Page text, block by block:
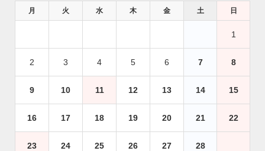
月 火 水 木 金 土 日
1
2 3 4 5 6 7 8
9 10 11 12 13 14 15
16 17 18 19 20 21 22
23 24 25 26 27 28